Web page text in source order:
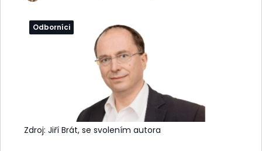
Odborníci
Zdroj: Jiří Brát, se svolením autora